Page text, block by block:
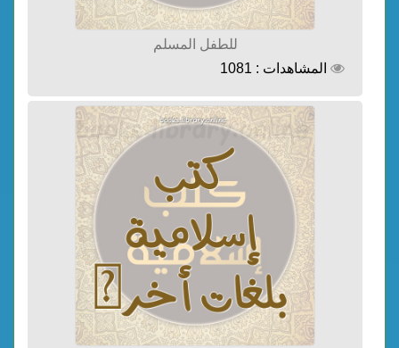
للطفل المسلم
المشاهدات : 1081